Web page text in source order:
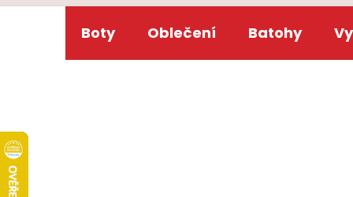
Boty Oblečení Batohy